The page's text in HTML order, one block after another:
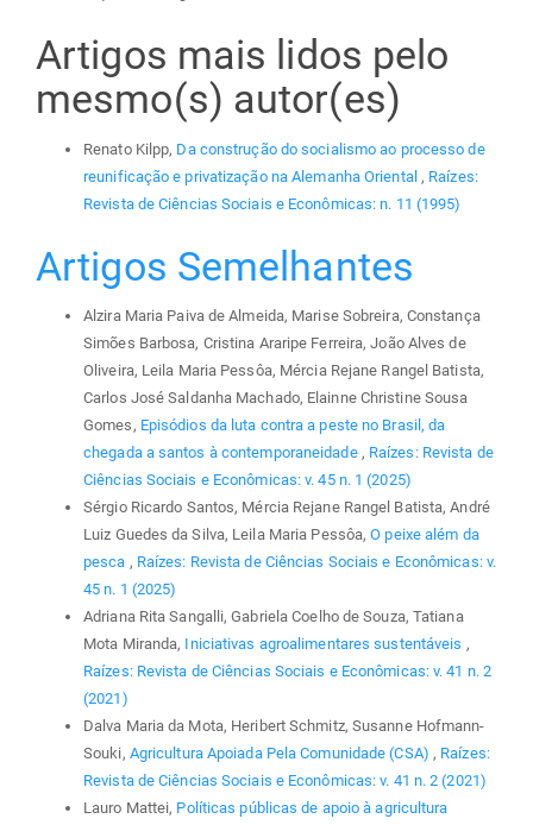
Artigos mais lidos pelo
mesmo(s) autor(es)
Renato Kilpp, Da construção do socialismo ao processo de
reunificação e privatização na Alemanha Oriental , Raízes:
Revista de Ciências Sociais e Econômicas: n. 11 (1995)
Artigos Semelhantes
Alzira Maria Paiva de Almeida, Marise Sobreira, Constança
Simões Barbosa, Cristina Araripe Ferreira, João Alves de
Oliveira, Leila Maria Pessôa, Mércia Rejane Rangel Batista,
Carlos José Saldanha Machado, Elainne Christine Sousa
Gomes, Episódios da luta contra a peste no Brasil, da
chegada a santos à contemporaneidade , Raízes: Revista de
Ciências Sociais e Econômicas: v. 45 n. 1 (2025)
Sérgio Ricardo Santos, Mércia Rejane Rangel Batista, André
Luiz Guedes da Silva, Leila Maria Pessôa,O peixe além da
pesca , Raízes: Revista de Ciências Sociais e Econômicas: v.
45 n. 1 (2025)
Adriana Rita Sangalli, Gabriela Coelho de Souza, Tatiana
Mota Miranda, Iniciativas agroalimentares sustentáveis ,
Raízes: Revista de Ciências Sociais e Econômicas: v. 41 n. 2
(2021)
Dalva Maria da Mota, Heribert Schmitz, Susanne Hofmann-
Souki, Agricultura Apoiada Pela Comunidade (CSA) , Raízes:
Revista de Ciências Sociais e Econômicas: v. 41 n. 2 (2021)
Lauro Mattei, Políticas públicas de apoio à agricultura